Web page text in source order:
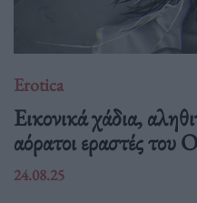
Erotica
Εικονικά χάδια,
αόρατοι εραστές του
24.08.25